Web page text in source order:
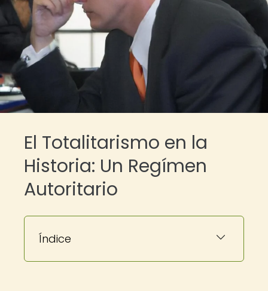
El Totalitarismo en la
Historia: Un Regímen
Autoritario
Índice